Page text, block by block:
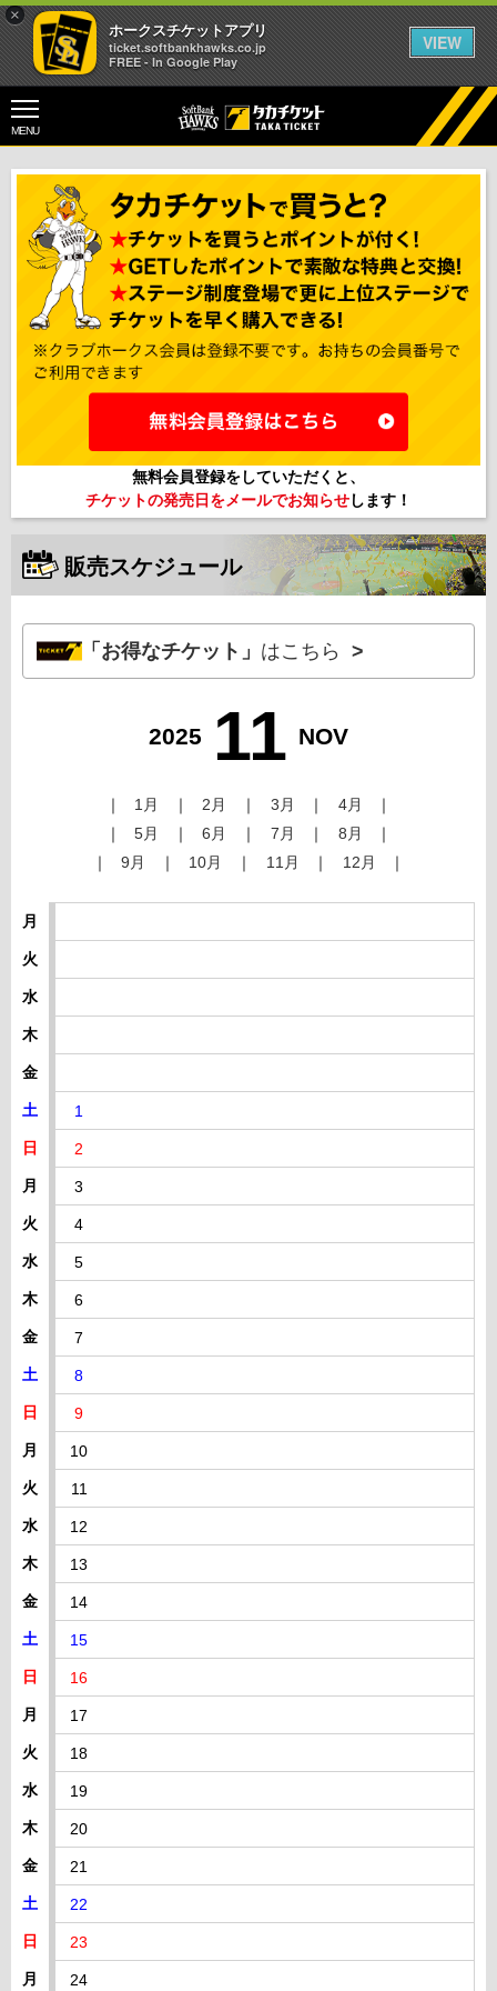
×
ホークスチケットアプリ
ticket.softbankhawks.co.jp
FREE - In Google Play
VIEW
MENU
無料会員登録をしていただくと、
チケットの発売日をメールでお知らせします！
販売スケジュール
「お得なチケット」 はこちら
2025 11 NOV
1月 2月 3月
4月
5月
6月 7月
8月
9月
10月 11月 12月
月
火
水
木
金
土 1
日 2
月 3
火 4
水 5
木 6
金 7
土 8
日 9
月 10
火 11
水 12
木 13
金 14
土 15
日 16
月 17
火 18
水 19
木 20
金 21
土 22
日 23
月 24